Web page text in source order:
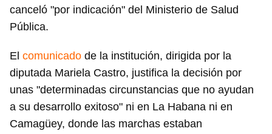
canceló "por indicación" del Ministerio de Salud
Pública.
El comunicado de la institución, dirigida por la
diputada Mariela Castro, justifica la decisión por
unas "determinadas circunstancias que no ayudan
a su desarrollo exitoso" ni en La Habana ni en
Camagüey, donde las marchas estaban